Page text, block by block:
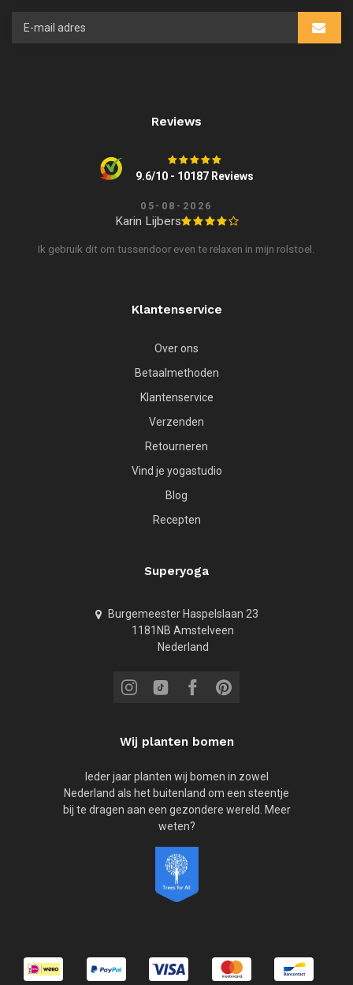
Reviews
9.6/10 - 10187 Reviews
05-08-2026
Karin Lijbers
Ik gebruik dit om tussendoor even te relaxen in mijn rolstoel.
Klantenservice
Over ons
Betaalmethoden
Klantenservice
Verzenden
Retourneren
Vind je yogastudio
Blog
Recepten
Superyoga
Burgemeester Haspelslaan 23
1181NB Amstelveen
Nederland
Wij planten bomen
Ieder jaar planten wij bomen in zowel
Nederland als het buitenland om een steentje
bij te dragen aan een gezondere wereld. Meer
weten?